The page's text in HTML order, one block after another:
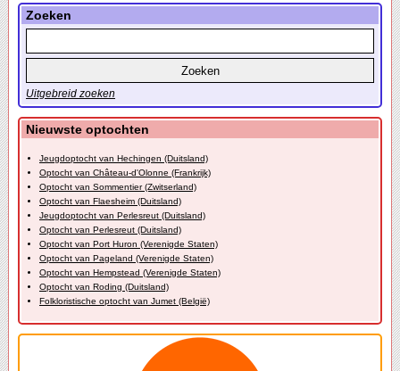
Zoeken
Uitgebreid zoeken
Nieuwste optochten
Jeugdoptocht van Hechingen (Duitsland)
Optocht van Château-d'Olonne (Frankrijk)
Optocht van Sommentier (Zwitserland)
Optocht van Flaesheim (Duitsland)
Jeugdoptocht van Perlesreut (Duitsland)
Optocht van Perlesreut (Duitsland)
Optocht van Port Huron (Verenigde Staten)
Optocht van Pageland (Verenigde Staten)
Optocht van Hempstead (Verenigde Staten)
Optocht van Roding (Duitsland)
Folkloristische optocht van Jumet (België)